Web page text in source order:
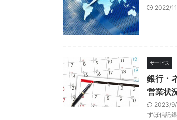
2022/
サービス
銀行・
営業状
2023/
ずほ信託